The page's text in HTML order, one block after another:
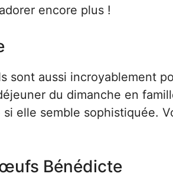
encore plus !
sont aussi incroyablement
du dimanche en
elle semble sophistiquée.
Bénédicte